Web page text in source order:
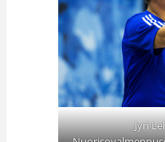
Jyri